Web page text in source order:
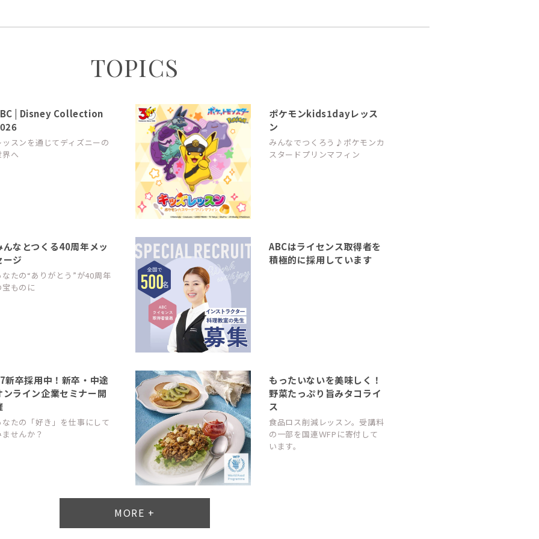
TOPICS
| Disney Collection
ッスンを通じてディズニーの
界へ
ポケモンkids1dayレッス
ン
みんなでつくろう♪ポケモンカ
スタードプリンマフィン
んなとつくる40周年メッ
ージ
なたの“ありがとう”が40周年
宝ものに
ABCはライセンス取得者を
積極的に採用しています
新卒採用中！新卒・中途
ンライン企業セミナー開
なたの「好き」を仕事にして
せんか？
もったいないを美味しく！
野菜たっぷり旨みタコライ
ス
食品ロス削減レッスン。受講料
の一部を国連ＷFPに寄付して
います。
MORE +